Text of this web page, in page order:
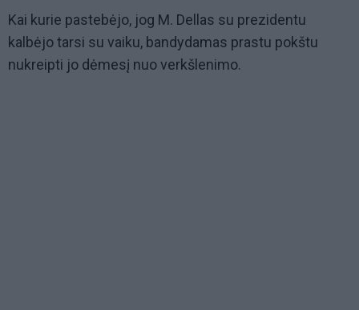
Kai kurie pastebėjo, jog M. Dellas su prezidentu
kalbėjo tarsi su vaiku, bandydamas prastu pokštu
nukreipti jo dėmesį nuo verkšlenimo.